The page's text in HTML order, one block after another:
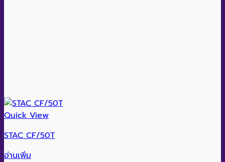
Quick View
STAC CF/50T
อ่านเพิ่ม